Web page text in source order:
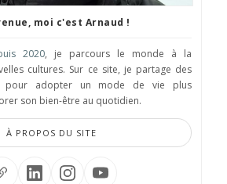
moi c'est Arnaud !
2020, je parcours le monde à la
cultures. Sur ce site, je partage des
pour adopter un mode de vie plus
son bien-être au quotidien.
À PROPOS DU SITE